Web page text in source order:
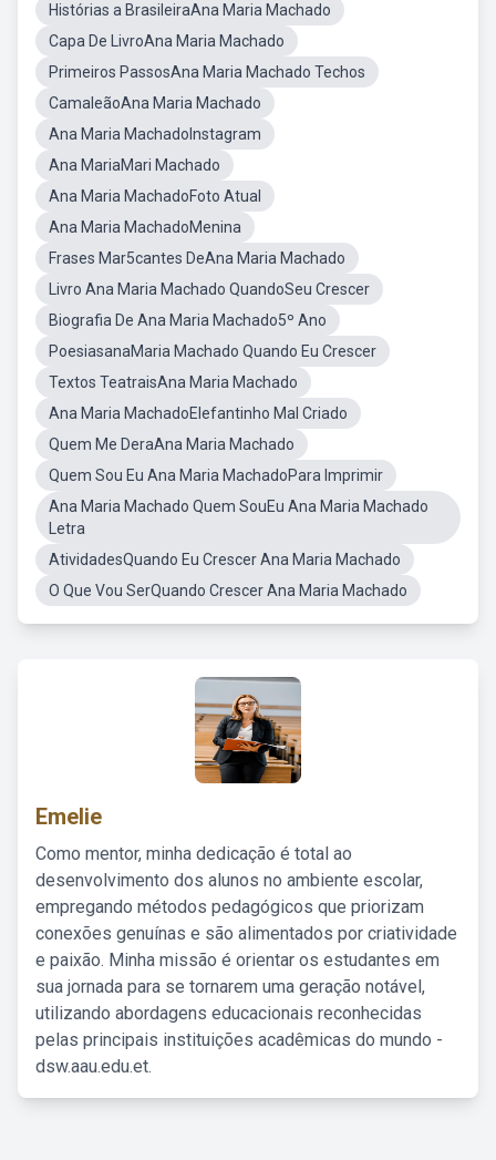
Histórias a BrasileiraAna Maria Machado
Capa De LivroAna Maria Machado
Primeiros PassosAna Maria Machado Techos
CamaleãoAna Maria Machado
Ana Maria MachadoInstagram
Ana MariaMari Machado
Ana Maria MachadoFoto Atual
Ana Maria MachadoMenina
Frases Mar5cantes DeAna Maria Machado
Livro Ana Maria Machado QuandoSeu Crescer
Biografia De Ana Maria Machado5º Ano
PoesiasanaMaria Machado Quando Eu Crescer
Textos TeatraisAna Maria Machado
Ana Maria MachadoElefantinho Mal Criado
Quem Me DeraAna Maria Machado
Quem Sou Eu Ana Maria MachadoPara Imprimir
Ana Maria Machado Quem SouEu Ana Maria Machado
Letra
AtividadesQuando Eu Crescer Ana Maria Machado
O Que Vou SerQuando Crescer Ana Maria Machado
Emelie
Como mentor, minha dedicação é total ao
desenvolvimento dos alunos no ambiente escolar,
empregando métodos pedagógicos que priorizam
conexões genuínas e são alimentados por criatividade
e paixão. Minha missão é orientar os estudantes em
sua jornada para se tornarem uma geração notável,
utilizando abordagens educacionais reconhecidas
pelas principais instituições acadêmicas do mundo -
dsw.aau.edu.et.